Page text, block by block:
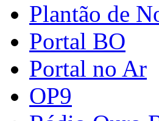
Plantão de
Portal BO
Portal no Ar
OP9